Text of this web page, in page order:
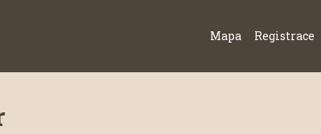
Mapa Registrace